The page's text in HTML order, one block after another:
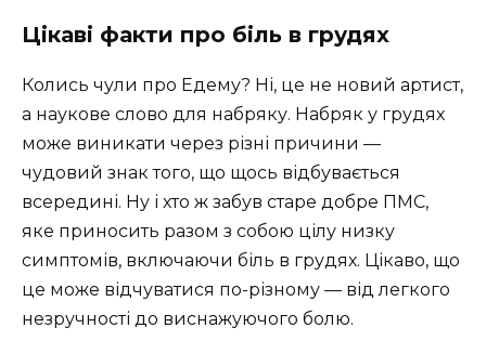
Цікаві факти про біль в грудях
Колись чули про Едему? Ні, це не новий артист,
а наукове слово для набряку. Набряк у грудях
може виникати через різні причини —
чудовий знак того, що щось відбувається
всередині. Ну і хто ж забув старе добре ПМС,
яке приносить разом з собою цілу низку
симптомів, включаючи біль в грудях. Цікаво, що
це може відчуватися по-різному — від легкого
незручності до виснажуючого болю.